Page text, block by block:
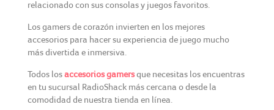
relacionado con sus consolas y juegos favoritos.
Los gamers de corazón invierten en los mejores
accesorios para hacer su experiencia de juego mucho
más divertida e inmersiva.
Todos losaccesorios gamersque necesitas los encuentras
en tu sucursal RadioShack más cercana o desde la
comodidad de nuestra tienda en línea.